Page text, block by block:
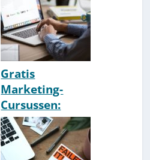
Gratis
Marketing-
Cursussen:
Beste
Aanraders
[2026 Update]